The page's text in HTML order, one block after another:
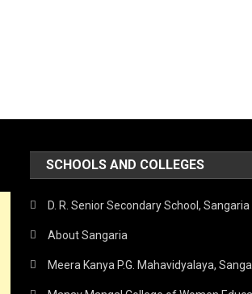
SCHOOLS AND COLLEGES
D. R. Senior Secondary School, Sangaria
About Sangaria
Meera Kanya P.G. Mahavidyalaya,